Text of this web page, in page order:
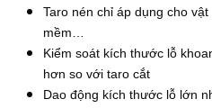
Taro nén chỉ áp dụng cho
mềm…
Kiểm soát kích thước lỗ
hơn so với taro cắt
Dao động kích thước lỗ lớn